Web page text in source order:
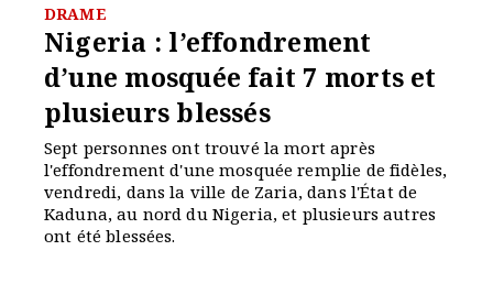
DRAME
Nigeria : l’effondrement
d’une mosquée fait 7 morts et
plusieurs blessés
Sept personnes ont trouvé la mort après
l'effondrement d'une mosquée remplie de fidèles,
vendredi, dans la ville de Zaria, dans l'État de
Kaduna, au nord du Nigeria, et plusieurs autres
ont été blessées.